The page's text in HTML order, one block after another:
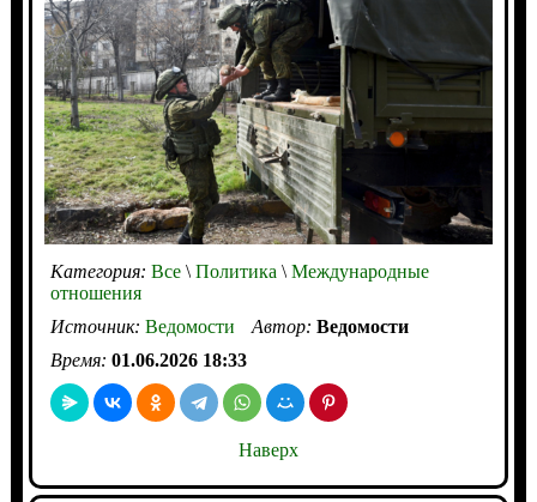
Категория: Все\Политика \Международные
отношения
Источник: Ведомости Автор: Ведомости
Время: 01.06.2026 18:33
Наверх